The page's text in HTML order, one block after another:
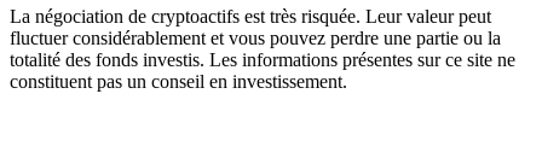
La négociation de cryptoactifs est très risquée. Leur valeur peut
fluctuer considérablement et vous pouvez perdre une partie ou la
totalité des fonds investis. Les informations présentes sur ce site ne
constituent pas un conseil en investissement.